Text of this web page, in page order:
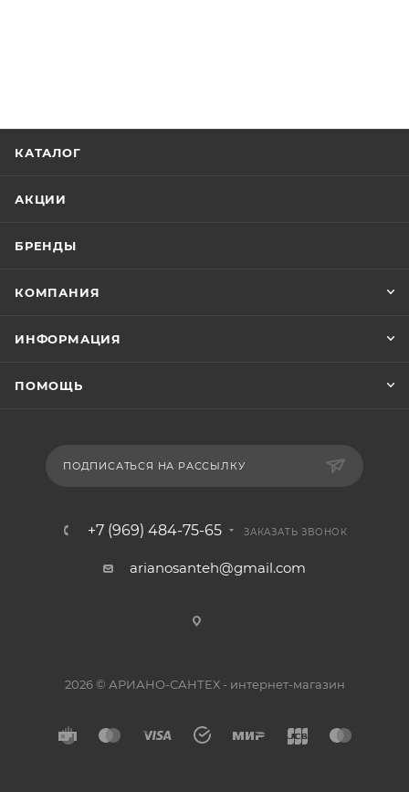
КАТАЛОГ
АКЦИИ
БРЕНДЫ
КОМПАНИЯ
ИНФОРМАЦИЯ
ПОМОЩЬ
ПОДПИСАТЬСЯ НА РАССЫЛКУ
+7 (969) 484-75-65 ЗАКАЗАТЬ ЗВОНОК
arianosanteh@gmail.com
2026 © АРИАНО-САНТЕХ - интернет-магазин